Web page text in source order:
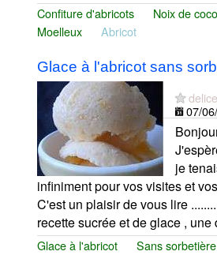
Confiture d'abricots Noix de coco
Moelleux
Abricot
Glace à l'abricot sans
07/
je
infiniment pour vos visites et
C'est un plaisir de vous lire
recette sucrée et de glace , une
Glace à l'abricot Sans sorbetière